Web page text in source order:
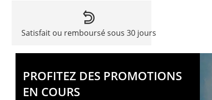
Satisfait ou remboursé sous 30 jours
PROFITEZ DES PROMOTIONS
EN COURS